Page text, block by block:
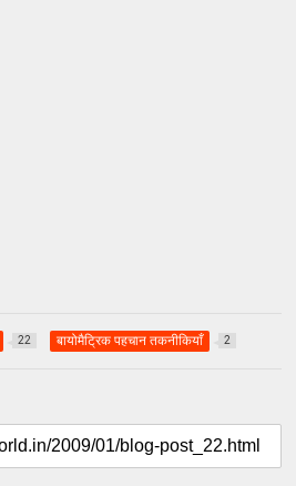
22 बायोमैट्रिक पहचान तकनीकियाँ 2